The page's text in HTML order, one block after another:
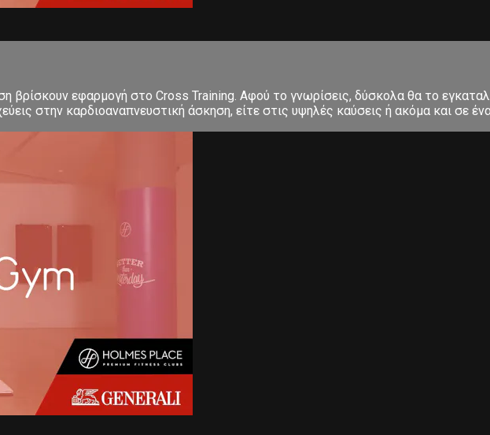
βρίσκουν εφαρμογή στο Cross Training. Αφού το γνωρίσεις, δύσκολα θα το
στην καρδιοαναπνευστική άσκηση, είτε στις υψηλές καύσεις ή ακόμα και σε